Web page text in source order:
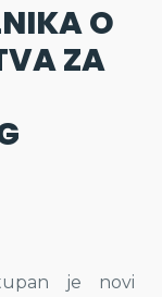
O
ZA
je novi